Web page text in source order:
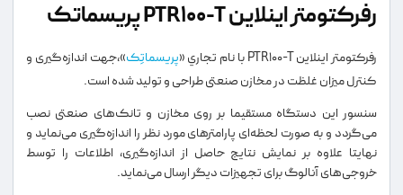
رفرکتومتر اینلاین PTR100-T پریسماتک
رفرکتومتر اینلاین PTR100-T با نام تجاري « پريسماتِک»،جهت اندازه‌گیری و
کنترل میزان غلظت در مخازن صنعتی طراحی و تولید شده است.
سنسور این دستگاه مستقیما بر روی مخازن و تانک‌های صنعتی نصب
می‌گردد و به صورت لحظه‌ای پارامترهای مورد نظر را اندازه‌گیری می‌نماید و
نهایتا علاوه بر نمایش نتایج حاصل از اندازه‌گیری، اطلاعات را توسط
خروجی‌های آنالوگ برای تجهیزات دیگر ارسال می‌نماید.